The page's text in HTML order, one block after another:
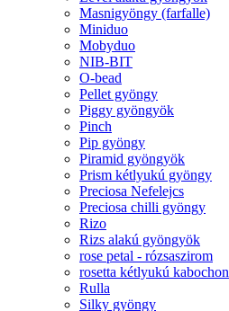
Masnigyöngy (farfalle)
Miniduo
Mobyduo
NIB-BIT
O-bead
Pellet gyöngy
Piggy gyöngyök
Pinch
Pip gyöngy
Piramid gyöngyök
Prism kétlyukú gyöngy
Preciosa Nefelejcs
Preciosa chilli gyöngy
Rizo
Rizs alakú gyöngyök
rose petal - rózsaszirom
rosetta kétlyukú kabochon
Rulla
Silky gyöngy